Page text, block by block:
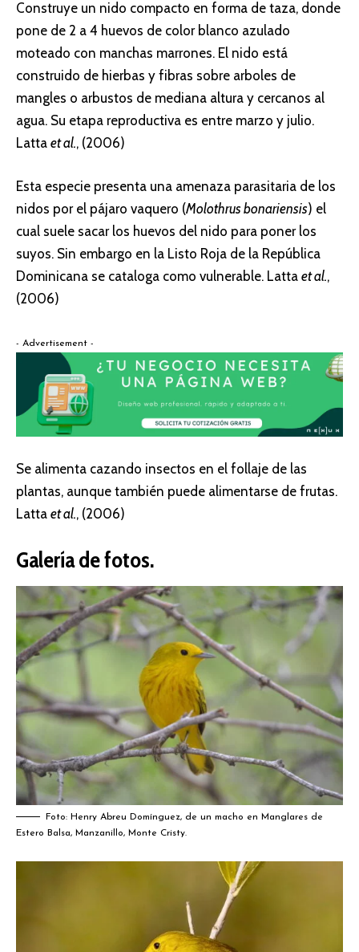
Construye un nido compacto en forma de taza, donde
pone de 2 a 4 huevos de color blanco azulado
moteado con manchas marrones. El nido está
construido de hierbas y fibras sobre arboles de
mangles o arbustos de mediana altura y cercanos al
agua. Su etapa reproductiva es entre marzo y julio.
Latta et al., (2006)
Esta especie presenta una amenaza parasitaria de los
nidos por el pájaro vaquero (Molothrus bonariensis) el
cual suele sacar los huevos del nido para poner los
suyos. Sin embargo en la Listo Roja de la República
Dominicana se cataloga como vulnerable. Latta et al.,
(2006)
- Advertisement -
Se alimenta cazando insectos en el follaje de las
plantas, aunque también puede alimentarse de frutas.
Latta et al., (2006)
Galería de fotos.
Foto: Henry Abreu Domínguez, de un macho en Manglares de
Estero Balsa, Manzanillo, Monte Cristy.